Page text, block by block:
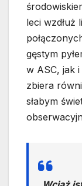
leci wzdłuż
gęstym
w ASC, jak i
zbiera
słabym